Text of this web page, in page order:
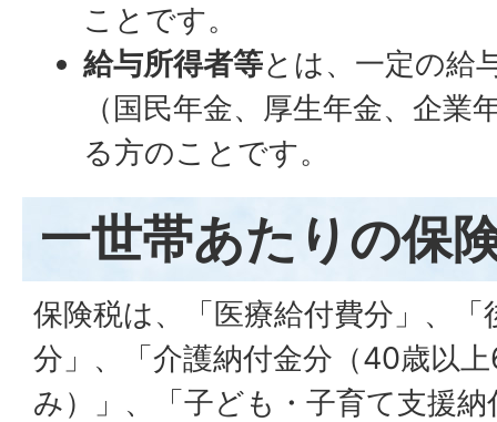
ことです。
給与所得者等とは、一定の給
（国民年金、厚生年金、企
る方のことです。
一世帯あたりの保
保険税は、「医療給付費分」、「
分」、「介護納付金分（40歳以
み）」、「子ども・子育て支援